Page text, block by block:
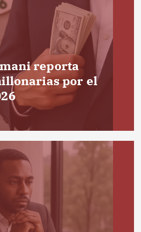
reporta
por el